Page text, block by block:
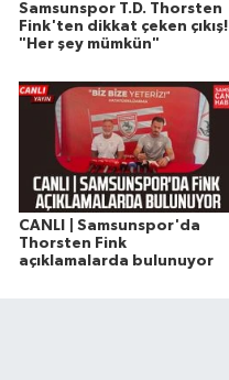
Samsunspor T.D. Thorsten
Fink'ten dikkat çeken çıkış!
"Her şey mümkün"
CANLI | Samsunspor'da
Thorsten Fink
açıklamalarda bulunuyor